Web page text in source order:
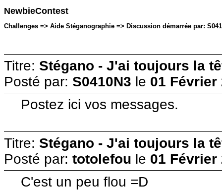
NewbieContest
Challenges => Aide Stéganographie => Discussion démarrée par:
Titre: Stégano - J'ai toujours la
Posté par: S0410N3 le 01 Février
Postez ici vos messages.
Titre: Stégano - J'ai toujours la
Posté par: totolefou le 01 Février
C'est un peu flou =D